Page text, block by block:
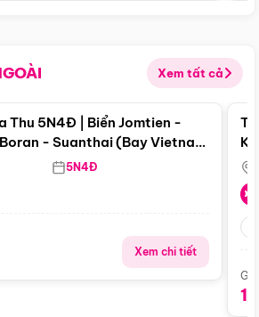
Xem tất cả
Điểm nổi bật
Thu 5N4Đ | Biển Jomtien -
- Suanthai (Bay Vietnam
5N4Đ
Xem chi tiết